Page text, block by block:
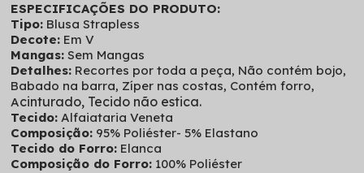
ESPECIFICAÇÕES DO PRODUTO:
Tipo: Blusa Strapless
Decote: Em V
Mangas: Sem Mangas
Detalhes: Recortes por toda a peça, Não contém bojo,
Babado na barra, Zíper nas costas, Contém forro,
Acinturado, Tecido não estica.
Tecido: Alfaiataria Veneta
Composição: 95% Poliéster- 5% Elastano
Tecido do Forro: Elanca
Composição do Forro: 100% Poliéster